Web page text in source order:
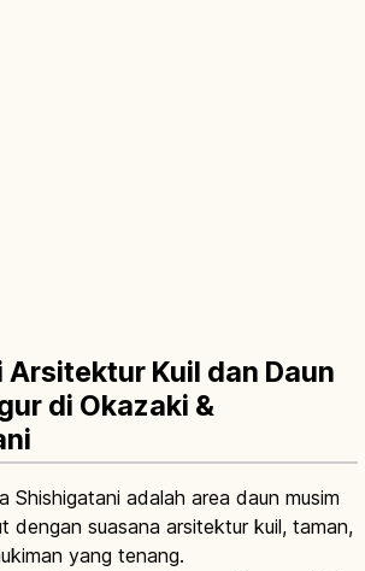
Kuil dan Daun
di Okazaki &
Shishigatani adalah area daun musim
dengan suasana arsitektur kuil, taman,
yang tenang.